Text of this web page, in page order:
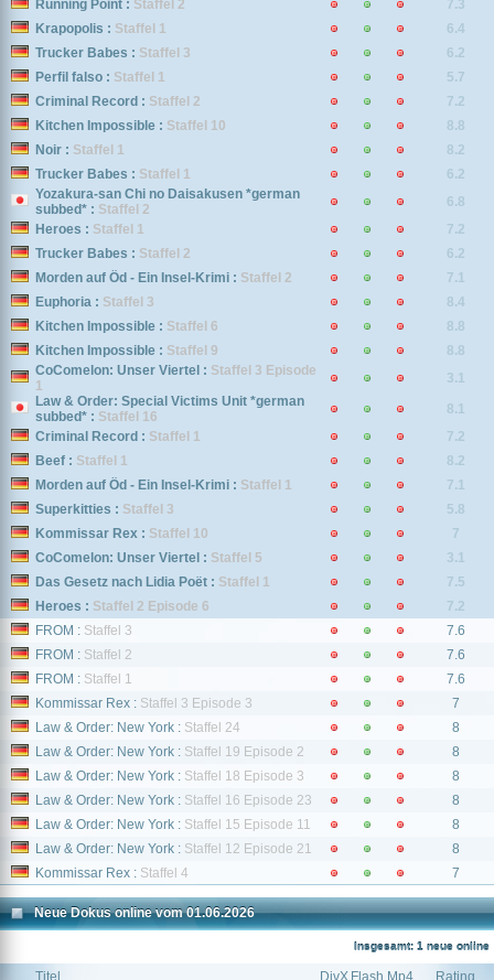
Running Point : Staffel 2
7.3
Krapopolis : Staffel 1
6.4
Trucker Babes : Staffel 3
6.2
Perfil falso : Staffel 1
5.7
Criminal Record : Staffel 2
7.2
Kitchen Impossible : Staffel 10
8.8
Noir : Staffel 1
8.2
Trucker Babes : Staffel 1
6.2
Yozakura-san Chi no Daisakusen *german
subbed* : Staffel 2
6.8
Heroes : Staffel 1
7.2
Trucker Babes : Staffel 2
6.2
Morden auf Öd - Ein Insel-Krimi : Staffel 2
7.1
Euphoria : Staffel 3
8.4
Kitchen Impossible : Staffel 6
8.8
Kitchen Impossible : Staffel 9
8.8
CoComelon: Unser Viertel : Staffel 3 Episode
1
3.1
Law & Order: Special Victims Unit *german
subbed* : Staffel 16
8.1
Criminal Record : Staffel 1
7.2
Beef : Staffel 1
8.2
Morden auf Öd - Ein Insel-Krimi : Staffel 1
7.1
Superkitties : Staffel 3
5.8
Kommissar Rex : Staffel 10
7
CoComelon: Unser Viertel : Staffel 5
3.1
Das Gesetz nach Lidia Poët : Staffel 1
7.5
Heroes : Staffel 2 Episode 6
7.2
FROM : Staffel 3
7.6
FROM : Staffel 2
7.6
FROM : Staffel 1
7.6
Kommissar Rex : Staffel 3 Episode 3
7
Law & Order: New York : Staffel 24
8
Law & Order: New York : Staffel 19 Episode 2
8
Law & Order: New York : Staffel 18 Episode 3
8
Law & Order: New York : Staffel 16 Episode 23
8
Law & Order: New York : Staffel 15 Episode 11
8
Law & Order: New York : Staffel 12 Episode 21
8
Kommissar Rex : Staffel 4 7
Neue Dokus online vom 01.06.2026
Insgesamt: 1 neue online
Titel DivX Flash Mp4 Rating